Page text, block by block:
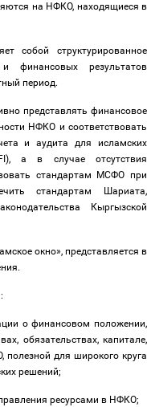
на НФКО, находящиеся в
собой структурированное
финансовых результатов
период.
представлять финансовое
НФКО и соответствовать
и аудита для исламских
а в случае отсутствия
стандартам МСФО при
стандартам Шариата,
Кыргызской
окно», представляется в
о финансовом положении,
обязательствах, капитале,
полезной для широкого круга
решений;
ресурсами в НФКО;